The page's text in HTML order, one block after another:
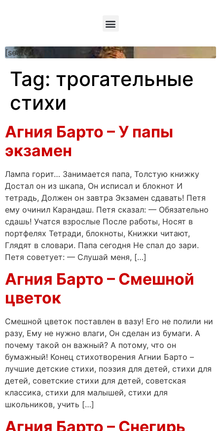
[searchform]
Tag: трогательные
стихи
Агния Барто – У папы
экзамен
Лампа горит… Занимается папа, Толстую книжку
Достал он из шкапа, Он исписал и блокнот И
тетрадь, Должен он завтра Экзамен сдавать! Петя
ему очинил Карандаш. Петя сказал: — Обязательно
сдашь! Учатся взрослые После работы, Носят в
портфелях Тетради, блокноты, Книжки читают,
Глядят в словари. Папа сегодня Не спал до зари.
Петя советует: — Слушай меня, […]
Агния Барто – Смешной
цветок
Смешной цветок поставлен в вазу! Его не полили ни
разу, Ему не нужно влаги, Он сделан из бумаги. А
почему такой он важный? А потому, что он
бумажный! Конец стихотворения Агнии Барто –
лучшие детские стихи, поэзия для детей, стихи для
детей, советские стихи для детей, советская
классика, стихи для малышей, стихи для
школьников, учить […]
Агния Барто – Снегирь